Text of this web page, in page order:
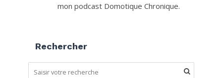
mon podcast Domotique Chronique.
Rechercher